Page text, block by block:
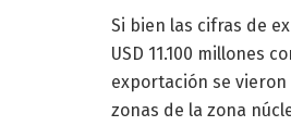
Si bien las cifras de
USD 11.100 millones
exportación se
zonas de la zona